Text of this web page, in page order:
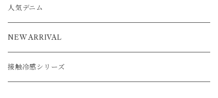
カーディガン
ブルゾン
ポンチョ
アウター
コート
ベスト
人気デニム
NEW ARRIVAL
接触冷感シリーズ